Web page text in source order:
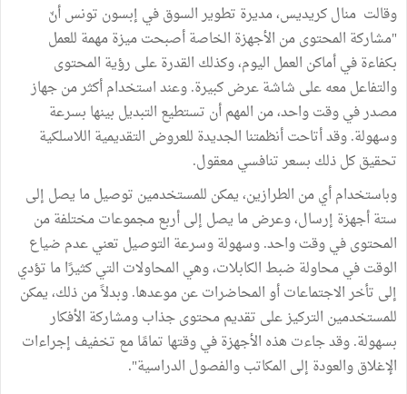
وقالت منال كريديس، مديرة تطوير السوق في إبسون تونس أنّ
"مشاركة المحتوى من الأجهزة الخاصة أصبحت ميزة مهمة للعمل
بكفاءة في أماكن العمل اليوم، وكذلك القدرة على رؤية المحتوى
والتفاعل معه على شاشة عرض كبيرة. وعند استخدام أكثر من جهاز
مصدر في وقت واحد، من المهم أن تستطيع التبديل بينها بسرعة
وسهولة. وقد أتاحت أنظمتنا الجديدة للعروض التقديمية اللاسلكية
تحقيق كل ذلك بسعر تنافسي معقول.
وباستخدام أي من الطرازين، يمكن للمستخدمين توصيل ما يصل إلى
ستة أجهزة إرسال، وعرض ما يصل إلى أربع مجموعات مختلفة من
المحتوى في وقت واحد. وسهولة وسرعة التوصيل تعني عدم ضياع
الوقت في محاولة ضبط الكابلات، وهي المحاولات التي كثيرًا ما تؤدي
إلى تأخر الاجتماعات أو المحاضرات عن موعدها. وبدلاً من ذلك، يمكن
للمستخدمين التركيز على تقديم محتوى جذاب ومشاركة الأفكار
بسهولة. وقد جاءت هذه الأجهزة في وقتها تمامًا مع تخفيف إجراءات
الإغلاق والعودة إلى المكاتب والفصول الدراسية".